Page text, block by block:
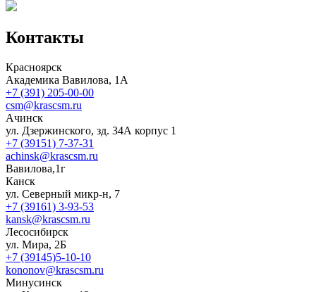
Контакты
Красноярск
Академика Вавилова, 1А
+7 (391) 205-00-00
csm@krascsm.ru
Ачинск
ул. Дзержинского, зд. 34А корпус 1
+7 (39151) 7-37-31
achinsk@krascsm.ru
Вавилова,1г
Канск
ул. Северный микр-н, 7
+7 (39161) 3-93-53
kansk@krascsm.ru
Лесосибирск
ул. Мира, 2Б
+7 (39145)5-10-10
kononov@krascsm.ru
Минусинск